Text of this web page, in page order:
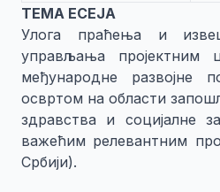
ТЕМА ЕСЕЈА
Улога праћења и
управљања пројектним
међународне развојне
освртом на области
здравства и социјалне
важећим релевантним
Србији).